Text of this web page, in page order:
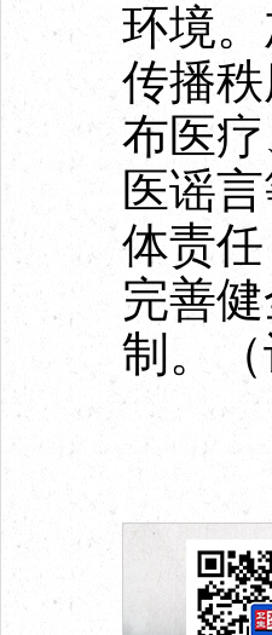
环境
传播
布医
医谣
体责
完善
制。